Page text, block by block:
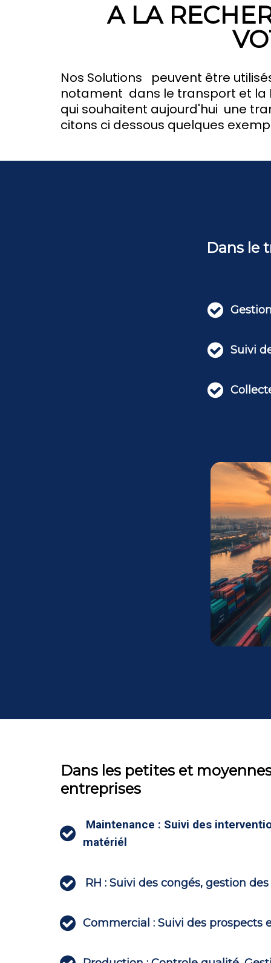
A LA
Nos Solutions peuvent être
notament dans le transport et la
qui souhaitent aujourd'hui une
citons ci dessous quelques
Dans le

 Suivi

Dans les petites et
entreprises

Maintenance : Suivi des
matériél
 RH : Suivi des congés, gestion
 Commercial : Suivi des prospects